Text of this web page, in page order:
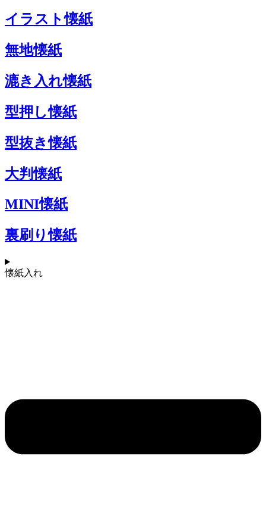
イラスト懐紙
無地懐紙
漉き入れ懐紙
型押し懐紙
型抜き懐紙
大判懐紙
MINI懐紙
裏刷り懐紙
懐紙入れ